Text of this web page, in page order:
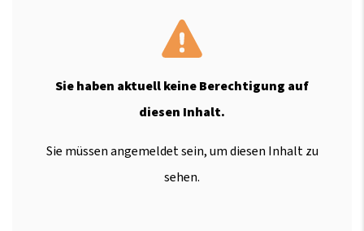
Sie haben aktuell keine Berechtigung auf
diesen Inhalt.
Sie müssen angemeldet sein, um diesen Inhalt zu
sehen.